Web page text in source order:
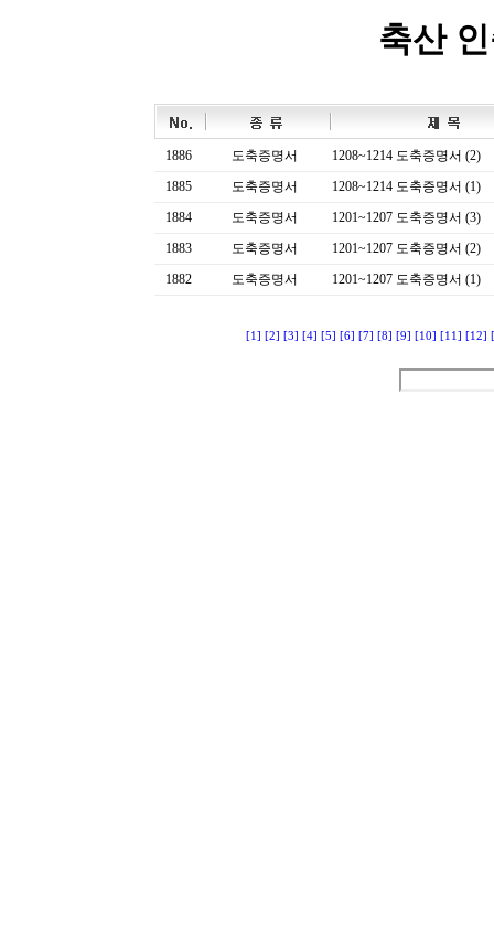
축산
1886 도축증명서
1208~1214 도축증명서 (2)
1885
도축증명서
1208~1214 도축증명서 (1)
1884
도축증명서
1201~1207 도축증명서 (3)
1883
도축증명서
1201~1207 도축증명서 (2)
1882
도축증명서 1201~1207 도축증명서 (1)
[1] [2] [3] [4] [5] [6] [7] [8] [9] [10] [11] [12]